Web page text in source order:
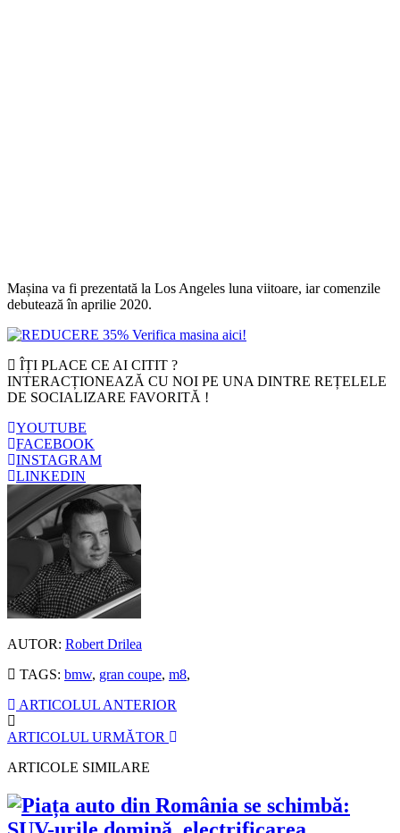
Mașina va fi prezentată la Los Angeles luna viitoare, iar comenzile
debutează în aprilie 2020.
ÎȚI PLACE CE AI CITIT ?
INTERACȚIONEAZĂ CU NOI PE UNA DINTRE REȚELELE
DE SOCIALIZARE FAVORITĂ !
YOUTUBE
FACEBOOK
INSTAGRAM
LINKEDIN
AUTOR: Robert Drilea
TAGS: bmw, gran coupe, m8,
ARTICOLUL ANTERIOR
ARTICOLUL URMĂTOR
ARTICOLE SIMILARE